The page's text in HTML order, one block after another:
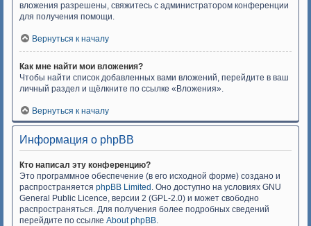
вложения разрешены, свяжитесь с администратором конференции
для получения помощи.
Вернуться к началу
Как мне найти мои вложения?
Чтобы найти список добавленных вами вложений, перейдите в ваш
личный раздел и щёлкните по ссылке «Вложения».
Вернуться к началу
Информация о phpBB
Кто написал эту конференцию?
Это программное обеспечение (в его исходной форме) создано и
распространяется phpBB Limited . Оно доступно на условиях GNU
General Public Licence, версии 2 (GPL-2.0) и может свободно
распространяться. Для получения более подробных сведений
перейдите по ссылке About phpBB.